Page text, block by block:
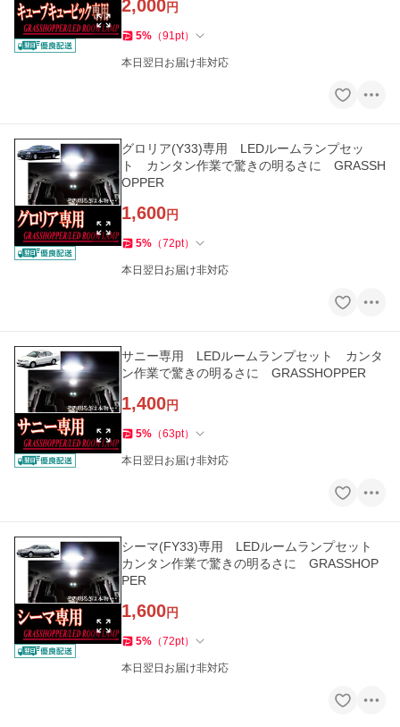
2,000円
5% （91pt）
本日翌日お届け非対応
グロリア(Y33)専用 LEDルームランプセッ
ト カンタン作業で驚きの明るさに GRASSH
OPPER
1,600円
5% （72pt）
本日翌日お届け非対応
サニー専用 LEDルームランプセット カンタ
ン作業で驚きの明るさに GRASSHOPPER
1,400円
5% （63pt）
本日翌日お届け非対応
シーマ(FY33)専用 LEDルームランプセット
カンタン作業で驚きの明るさに GRASSHOP
PER
1,600円
5% （72pt）
本日翌日お届け非対応